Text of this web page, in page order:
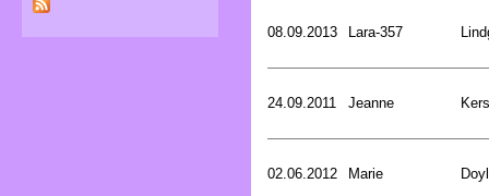
08.09.2013 Lara-357
24.09.2011 Jeanne
02.06.2012 Marie